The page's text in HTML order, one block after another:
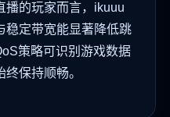
播的玩家而言，ikuuu
稳定带宽能显著降低跳
策略可识别游戏数据
保持顺畅。